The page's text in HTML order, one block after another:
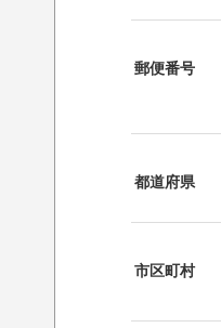
郵便番号
都道府県
市区町村